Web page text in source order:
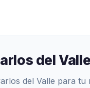
del
del Valle para tu